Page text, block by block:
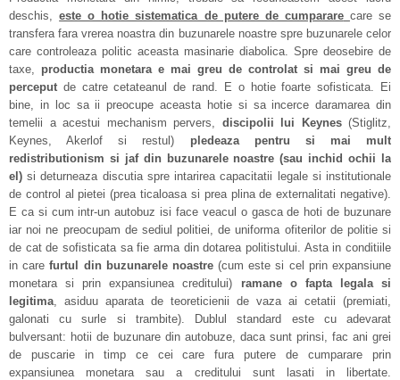
deschis,este o hotie sistematica de putere de cumparare care se
transfera fara vrerea noastra din buzunarele noastre spre buzunarele celor
care controleaza politic aceasta masinarie diabolica. Spre deosebire de
taxe, productia monetara e mai greu de controlat si mai greu de
perceput de catre cetateanul de rand. E o hotie foarte sofisticata. Ei
bine, in loc sa ii preocupe aceasta hotie si sa incerce daramarea din
temelii a acestui mechanism pervers, discipolii lui Keynes(Stiglitz,
Keynes, Akerlof si restul) pledeaza pentru si mai mult
redistributionism si jaf din buzunarele noastre (sau inchid ochii la
el) si deturneaza discutia spre intarirea capacitatii legale si institutionale
de control al pietei (prea ticaloasa si prea plina de externalitati negative).
E ca si cum intr-un autobuz isi face veacul o gasca de hoti de buzunare
iar noi ne preocupam de sediul politiei, de uniforma ofiterilor de politie si
de cat de sofisticata sa fie arma din dotarea politistului. Asta in conditiile
in care furtul din buzunarele noastre(cum este si cel prin expansiune
monetara si prin expansiunea creditului) ramane o fapta legala si
legitima, asiduu aparata de teoreticienii de vaza ai cetatii (premiati,
galonati cu surle si trambite). Dublul standard este cu adevarat
bulversant: hotii de buzunare din autobuze, daca sunt prinsi, fac ani grei
de puscarie in timp ce cei care fura putere de cumparare prin
expansiunea monetara sau a creditului sunt lasati in libertate.